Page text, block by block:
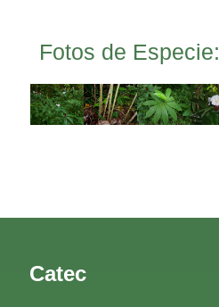
Fotos de Especie:
Catec